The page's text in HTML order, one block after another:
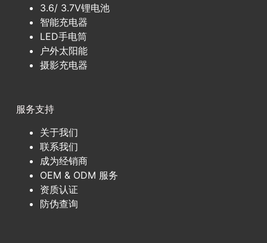
3.6/ 3.7V锂电池
智能充电器
LED手电筒
户外太阳能
摄影充电器
服务支持
关于我们
联系我们
成为经销商
OEM & ODM 服务
资质认证
防伪查询